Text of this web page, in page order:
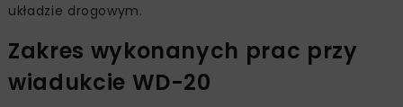
układzie drogowym.
Zakres wykonanych prac przy
wiadukcie WD-20